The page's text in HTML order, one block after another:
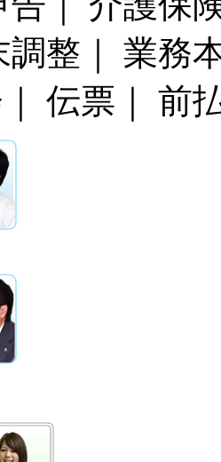
調整｜ 業務
伝票｜ 前